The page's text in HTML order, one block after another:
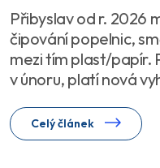
Přibyslav od r. 2026
čipování popelnic,
mezi tím plast/papír.
v únoru, platí nová
Celý článek